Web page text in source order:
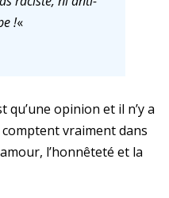
!«
qu’une opinion et il n’y a
vraiment dans
l’honnêteté et la